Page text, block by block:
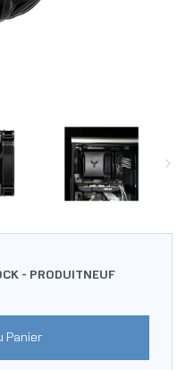
- PRODUITNEUF
Panier